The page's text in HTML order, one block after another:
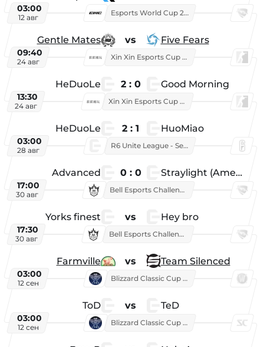
03:00
12 авг
Esports World Cup 2026
Gentle Mates vs Five Fears
09:40
24 авг
Xin Xin Esports Cup 2025
HeDuoLe 2 : 0 Good Morning
13:30
24 авг
Xin Xin Esports Cup 2026
HeDuoLe 2 : 1 HuoMiao
03:00
28 авг
R6 Unite League - Season 1
Advanced 0 : 0 Straylight (American team)
17:00
30 авг
Bell Esports Challenge 2026
Yorks finest vs Hey bro
17:30
30 авг
Bell Esports Challenge 2026
Farmville vs Team Silenced
03:00
12 сен
Blizzard Classic Cup 2026
ToD vs TeD
03:00
12 сен
Blizzard Classic Cup 2026